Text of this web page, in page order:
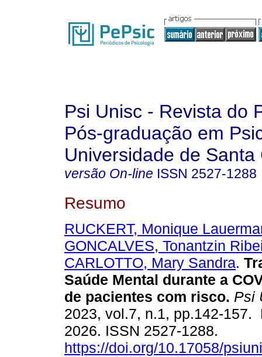
Psi Unisc - Revista do
Pós-graduação em
Universidade de Santa
versão On-line ISSN 2527-1288
Resumo
RUCKERT, Monique
GONCALVES, Tonantzin
CARLOTTO, Mary Sandra.
Saúde Mental durante a
de pacientes com risco. Psi
2023, vol.7, n.1, pp.142-157.
2026. ISSN 2527-1288.
https://doi.org/10.17058/